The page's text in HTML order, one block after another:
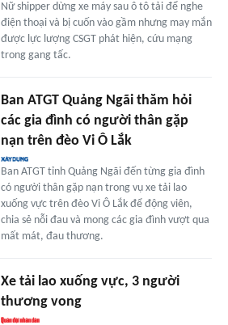
Nữ shipper dừng xe máy sau ô tô tải để nghe
điện thoại và bị cuốn vào gầm nhưng may mắn
được lực lượng CSGT phát hiện, cứu mạng
trong gang tấc.
Ban ATGT Quảng Ngãi thăm hỏi
các gia đình có người thân gặp
nạn trên đèo Vi Ô Lắk
Ban ATGT tỉnh Quảng Ngãi đến từng gia đình
có người thân gặp nạn trong vụ xe tải lao
xuống vực trên đèo Vi Ô Lắk để động viên,
chia sẻ nỗi đau và mong các gia đình vượt qua
mất mát, đau thương.
Xe tải lao xuống vực, 3 người
thương vong